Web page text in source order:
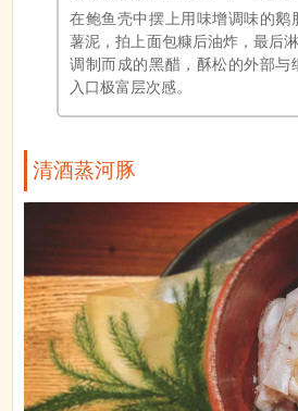
在鲍鱼壳中摆上用味增调味的鹅
薯泥，拍上面包糠后油炸，最后
调制而成的黑醋，酥松的外部与
入口极富层次感。
清酒蒸河豚